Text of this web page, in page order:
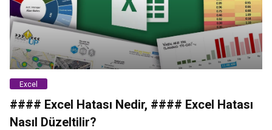
Excel
#### Excel Hatası Nedir, #### Excel Hatası
Nasıl Düzeltilir?